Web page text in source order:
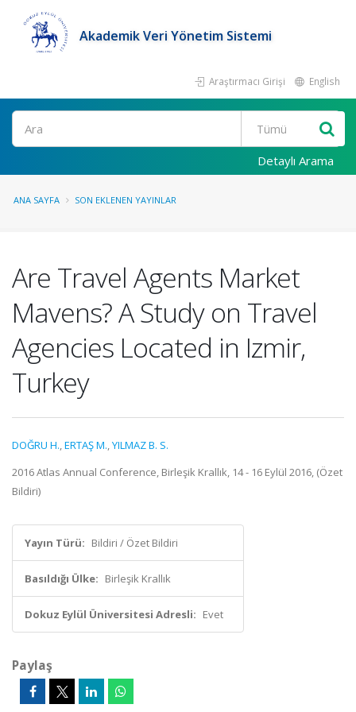
Akademik Veri Yönetim Sistemi
Araştırmacı Girişi English
Ara
Detaylı Arama
ANA SAYFA SON EKLENEN YAYINLAR
Are Travel Agents Market
Mavens? A Study on Travel
Agencies Located in Izmir,
Turkey
DOĞRU H.,ERTAŞ M.,YILMAZ B. S.
2016 Atlas Annual Conference, Birleşik Krallık, 14 - 16 Eylül 2016, (Özet
Bildiri)
Yayın Türü: Bildiri / Özet Bildiri
Basıldığı Ülke: Birleşik Krallık
Dokuz Eylül Üniversitesi Adresli: Evet
Paylaş